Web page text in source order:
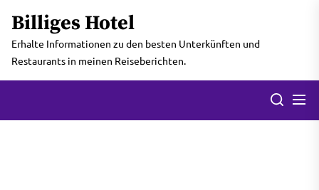
the
content
Billiges Hotel
Erhalte Informationen zu den besten Unterkünften und
Restaurants in meinen Reiseberichten.
Search